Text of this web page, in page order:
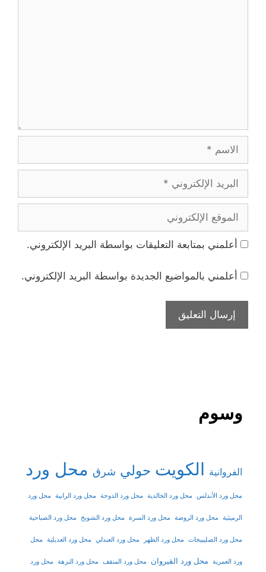
الإلكتروني
الإلكتروني
أعلمني بمتابعة التعليقات بواسطة البريد الإلكتروني.
أعلمني بالمواضيع الجديدة بواسطة البريد الإلكتروني.
وسوم
الفروانية الكويت حولي شرق محل ورد
محل ورد الأندلس محل ورد الخالدية محل ورد الدوحة محل ورد الرابية محل ورد
الرميثية محل ورد الروضة محل ورد السرة محل ورد الشويخ محل ورد الصباحية
محل ورد الصليبيخات محل ورد الظهر محل ورد العبدلي محل ورد العديلية محل
ورد العمرية محل ورد القيروان محل ورد المنقف محل ورد النزهة محل ورد